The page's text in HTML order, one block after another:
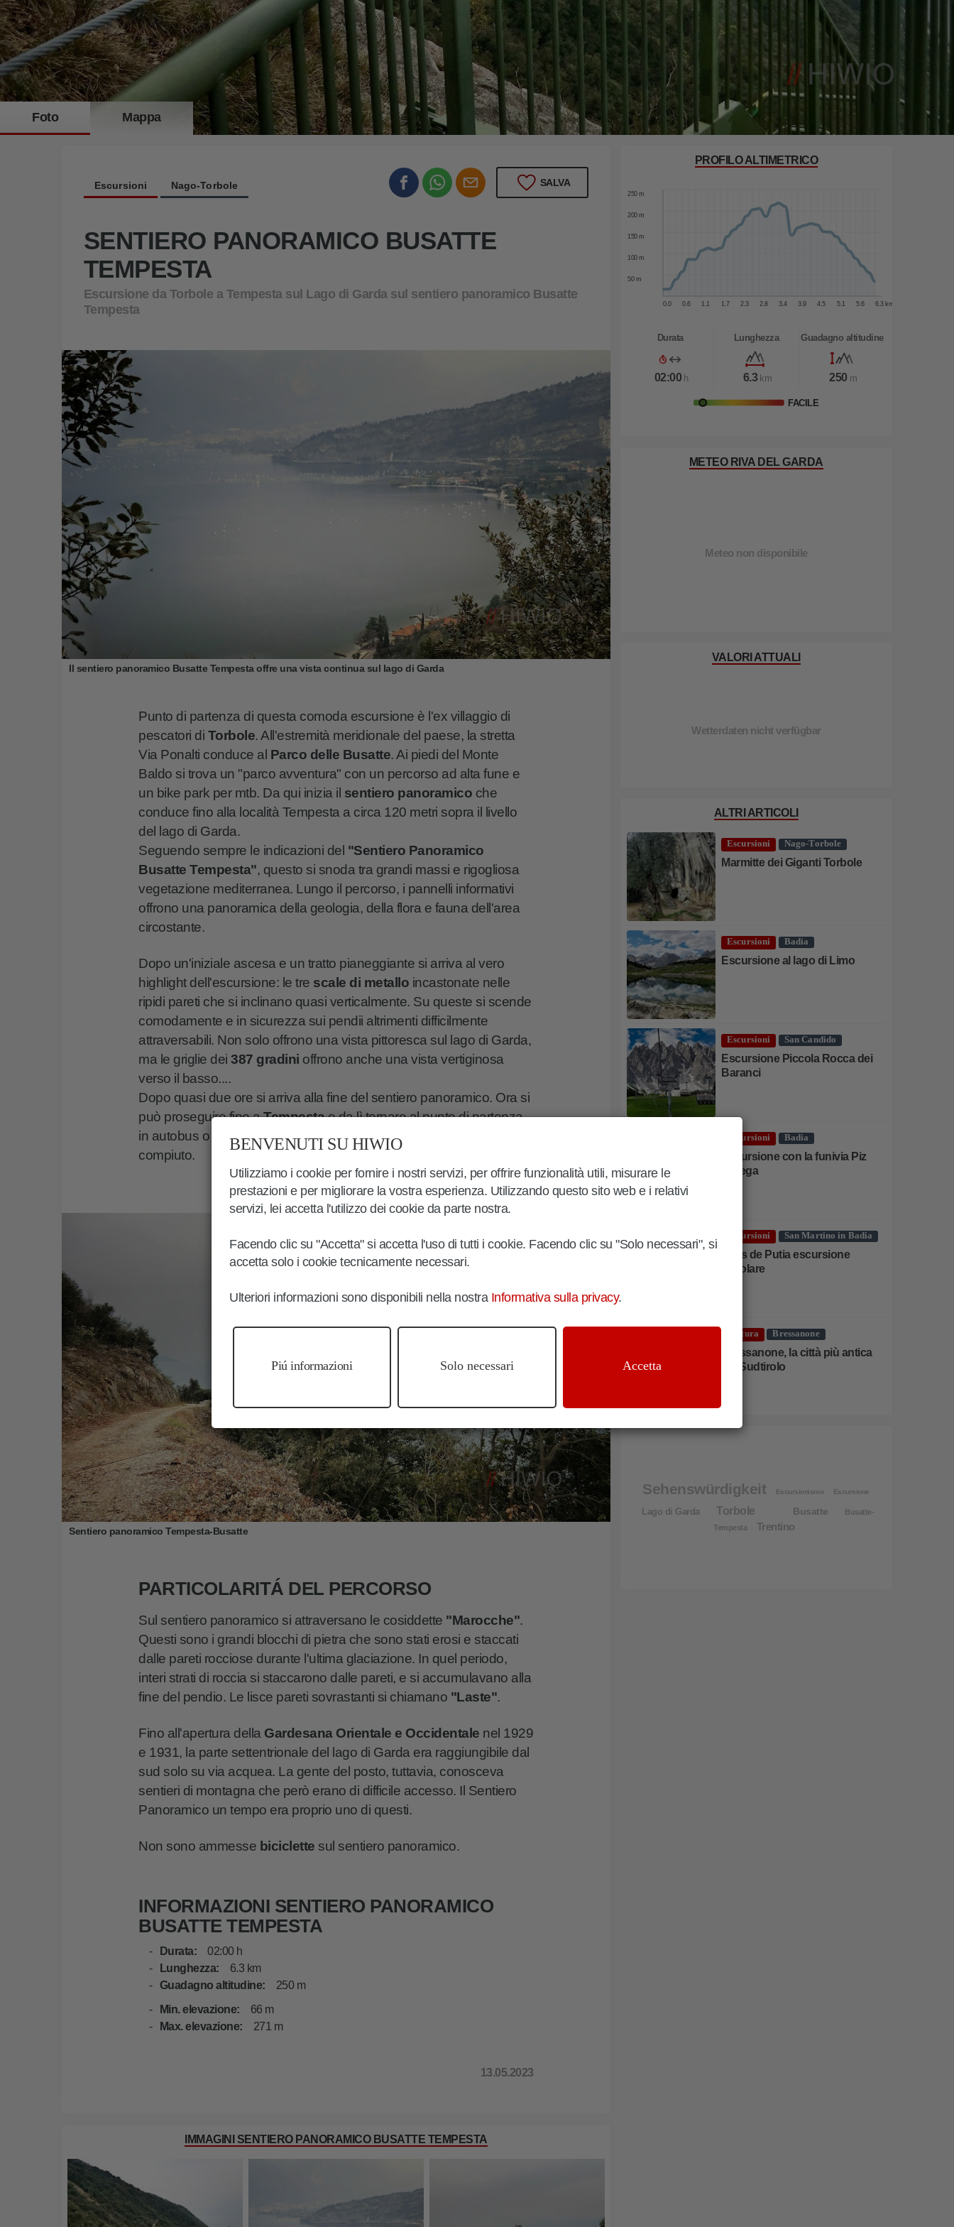
Foto Mappa
Escursioni Nago-Torbole SALVA
SENTIERO PANORAMICO BUSATTE
TEMPESTA
Escursione da Torbole a Tempesta sul Lago di Garda sul sentiero panoramico Busatte
Tempesta
Il sentiero panoramico Busatte Tempesta offre una vista continua sul lago di Garda
Punto di partenza di questa comoda escursione è l'ex villaggio di
pescatori di Torbole. All'estremità meridionale del paese, la stretta
Via Ponalti conduce al Parco delle Busatte. Ai piedi del Monte
Baldo si trova un "parco avventura" con un percorso ad alta fune e
un bike park per mtb. Da qui inizia il sentiero panoramico che
conduce fino alla località Tempesta a circa 120 metri sopra il livello
del lago di Garda.
Seguendo sempre le indicazioni del "Sentiero Panoramico
Busatte Tempesta", questo si snoda tra grandi massi e rigogliosa
vegetazione mediterranea. Lungo il percorso, i pannelli informativi
offrono una panoramica della geologia, della flora e fauna dell'area
circostante.
Dopo un'iniziale ascesa e un tratto pianeggiante si arriva al vero
highlight dell'escursione: le tre scale di metallo incastonate nelle
ripidi pareti che si inclinano quasi verticalmente. Su queste si scende
comodamente e in sicurezza sui pendii altrimenti difficilmente
attraversabili. Non solo offrono una vista pittoresca sul lago di Garda,
ma le griglie dei387 gradini offrono anche una vista vertiginosa
verso il basso....
Dopo quasi due ore si arriva alla fine del sentiero panoramico. Ora si
può proseguire fino aTempestae da lì tornare al punto di partenza
in autobus o prendere la via del ritorno sul percorso appena
compiuto.
Sentiero panoramico Tempesta-Busatte
PARTICOLARITÁ DEL PERCORSO
Sul sentiero panoramico si attraversano le cosiddette "Marocche".
Questi sono i grandi blocchi di pietra che sono stati erosi e staccati
dalle pareti rocciose durante l'ultima glaciazione. In quel periodo,
interi strati di roccia si staccarono dalle pareti, e si accumulavano alla
fine del pendio. Le lisce pareti sovrastanti si chiamano "Laste".
Fino all'apertura della Gardesana Orientale e Occidentale nel 1929
e 1931, la parte settentrionale del lago di Garda era raggiungibile dal
sud solo su via acquea. La gente del posto, tuttavia, conosceva
sentieri di montagna che però erano di difficile accesso. Il Sentiero
Panoramico un tempo era proprio uno di questi.
Non sono ammesse biciclette sul sentiero panoramico.
INFORMAZIONI SENTIERO PANORAMICO
BUSATTE TEMPESTA
Durata:
02:00 h
Lunghezza:
6.3 km
Guadagno altitudine:
250 m
Min. elevazione:
66 m
Max. elevazione:
271 m
13.05.2023
IMMAGINI SENTIERO PANORAMICO BUSATTE TEMPESTA
PROFILO ALTIMETRICO
0.0 0.6 1.1 1.7 2.3 2.8 3.4 3.9 4.5 5.1 5.6 6.3 km
50 m
100 m
150 m
200 m
250 m
Durata
02:00 h
Lunghezza
6.3 km
Guadagno altitudine
250 m
FACILE
METEO RIVA DEL GARDA
Meteo non disponibile
VALORI ATTUALI
Wetterdaten nicht verfügbar
ALTRI ARTICOLI
Escursioni Nago-Torbole
Marmitte dei Giganti Torbole
Escursioni Badia
Escursione al lago di Limo
Escursioni San Candido
Escursione Piccola Rocca dei
Baranci
Escursioni Badia
Escursione con la funivia Piz
Sorega
Escursioni San Martino in Badia
Sass de Putia escursione
circolare
Cultura Bressanone
Bressanone, la città più antica
del Sudtirolo
Sehenswürdigkeit Escursionismo Escursione
Lago di Garda Torbole Busatte
Busatte-
Tempesta
Trentino
BENVENUTI SU HIWIO
Utilizziamo i cookie per fornire i nostri servizi, per offrire funzionalità utili, misurare le
prestazioni e per migliorare la vostra esperienza. Utilizzando questo sito web e i relativi
servizi, lei accetta l'utilizzo dei cookie da parte nostra.
Facendo clic su "Accetta" si accetta l'uso di tutti i cookie. Facendo clic su "Solo necessari", si
accetta solo i cookie tecnicamente necessari.
Ulteriori informazioni sono disponibili nella nostra Informativa sulla privacy.
Piú informazioni Solo necessari Accetta